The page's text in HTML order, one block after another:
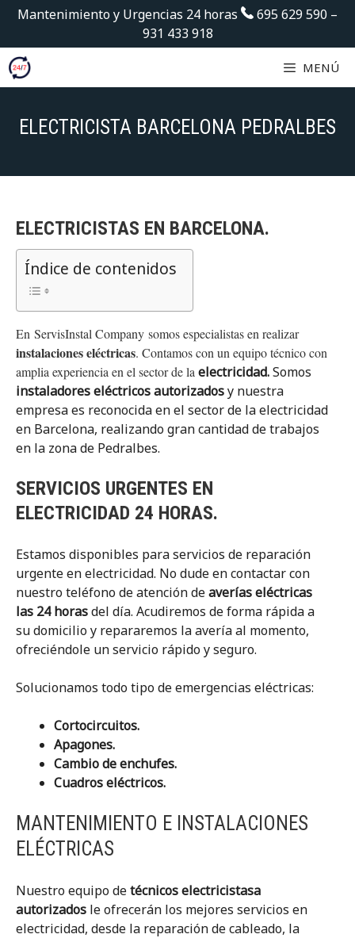
Saltar
contenido
Mantenimiento y Urgencias 24 horas 695 629 590 –
931 433 918
MENÚ
ELECTRICISTA BARCELONA PEDRALBES
ELECTRICISTAS EN BARCELONA.
Índice de contenidos
En ServisInstal Company somos especialistas en realizar
instalaciones eléctricas. Contamos con un equipo técnico con
amplia experiencia en el sector de la electricidad.Somos
instaladores eléctricos autorizadosy nuestra
empresa es reconocida en el sector de la electricidad
en Barcelona, realizando gran cantidad de trabajos
en la zona de Pedralbes.
SERVICIOS URGENTES EN
ELECTRICIDAD 24 HORAS.
Estamos disponibles para servicios de reparación
urgente en electricidad. No dude en contactar con
nuestro teléfono de atención deaverías eléctricas
las 24 horasdel día. Acudiremos de forma rápida a
su domicilio y repararemos la avería al momento,
ofreciéndole un servicio rápido y seguro.
Solucionamos todo tipo de emergencias eléctricas:
Cortocircuitos.
Apagones.
Cambio de enchufes.
Cuadros eléctricos.
MANTENIMIENTO E INSTALACIONES
ELÉCTRICAS
Nuestro equipo detécnicos electricistasa
autorizados le ofrecerán los mejores servicios en
electricidad, desde la reparación de cableado, la